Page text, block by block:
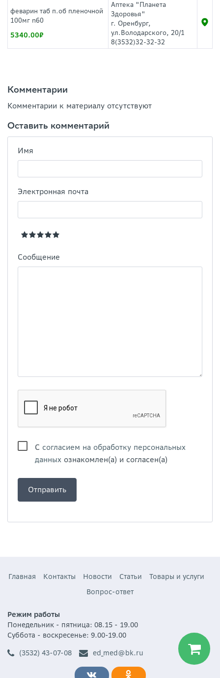
феварин таб п.об пленочной
100мг n60
5340.00
Аптека "Планета
Здоровья"
г. Оренбург,
ул.Володарского, 20/1
8(3532)32-32-32
Комментарии
Комментарии к материалу отсутствуют
Оставить комментарий
Имя
Электронная почта
Сообщение
С согласием на обработку персональных
данных ознакомлен(а) и согласен(а)
Главная Контакты Новости Статьи
Товары и услуги
Вопрос-ответ
Режим работы
Понедельник - пятница: 08.15 - 19.00
Суббота - воскресенье: 9.00-19.00
(3532) 43-07-08
ed_med@bk.ru